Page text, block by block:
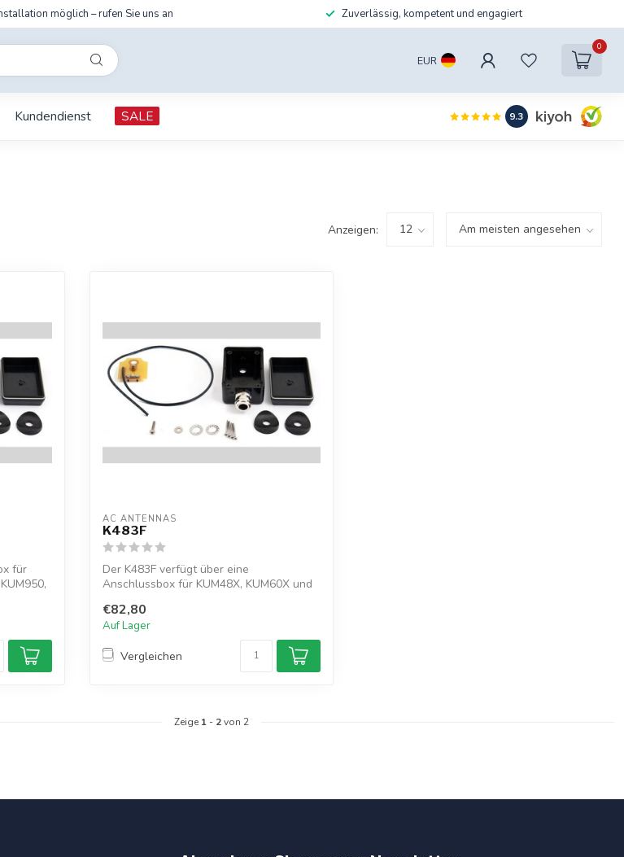
möglich – rufen Sie uns an Zuverlässig, kompetent und engagiert
EUR
0
Kundendienst SALE 9.3
Anzeigen:
für
AC ANTENNAS
K483F
Der K483F verfügt über eine
Anschlussbox für KUM48X, KUM60X und
€82,80
Auf Lager
Vergleichen
Zeige 1 - 2von 2